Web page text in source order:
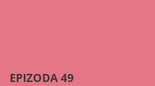
EPIZODA 49